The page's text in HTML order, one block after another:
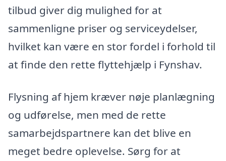
tilbud giver dig mulighed for at
sammenligne priser og serviceydelser,
hvilket kan være en stor fordel i forhold til
at finde den rette flyttehjælp i Fynshav.
Flysning af hjem kræver nøje planlægning
og udførelse, men med de rette
samarbejdspartnere kan det blive en
meget bedre oplevelse. Sørg for at